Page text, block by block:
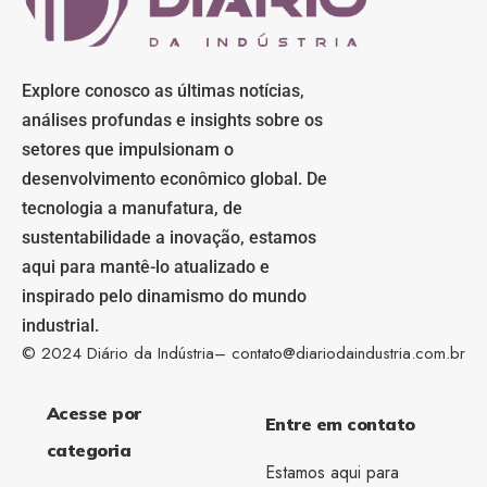
Explore conosco as últimas notícias,
análises profundas e insights sobre os
setores que impulsionam o
desenvolvimento econômico global. De
tecnologia a manufatura, de
sustentabilidade a inovação, estamos
aqui para mantê-lo atualizado e
inspirado pelo dinamismo do mundo
industrial.
© 2024 Diário da Indústria– contato@diariodaindustria.com.br
Acesse por
categoria
Entre em contato
Estamos aqui para